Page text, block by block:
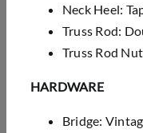
Neck Heel:
Truss Rod:
Truss Rod
HARDWARE
Bridge: